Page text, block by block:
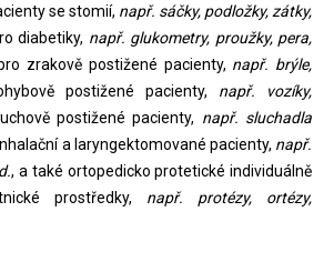
se stomií, např. sáčky, podložky, zátky,
diabetiky, např. glukometry, proužky, pera,
zrakově postižené pacienty, např. brýle,
postižené pacienty, např. vozíky,
postižené pacienty, např. sluchadla
a laryngektomované pacienty, např.
, a také ortopedicko protetické individuálně
prostředky, např. protézy, ortézy,